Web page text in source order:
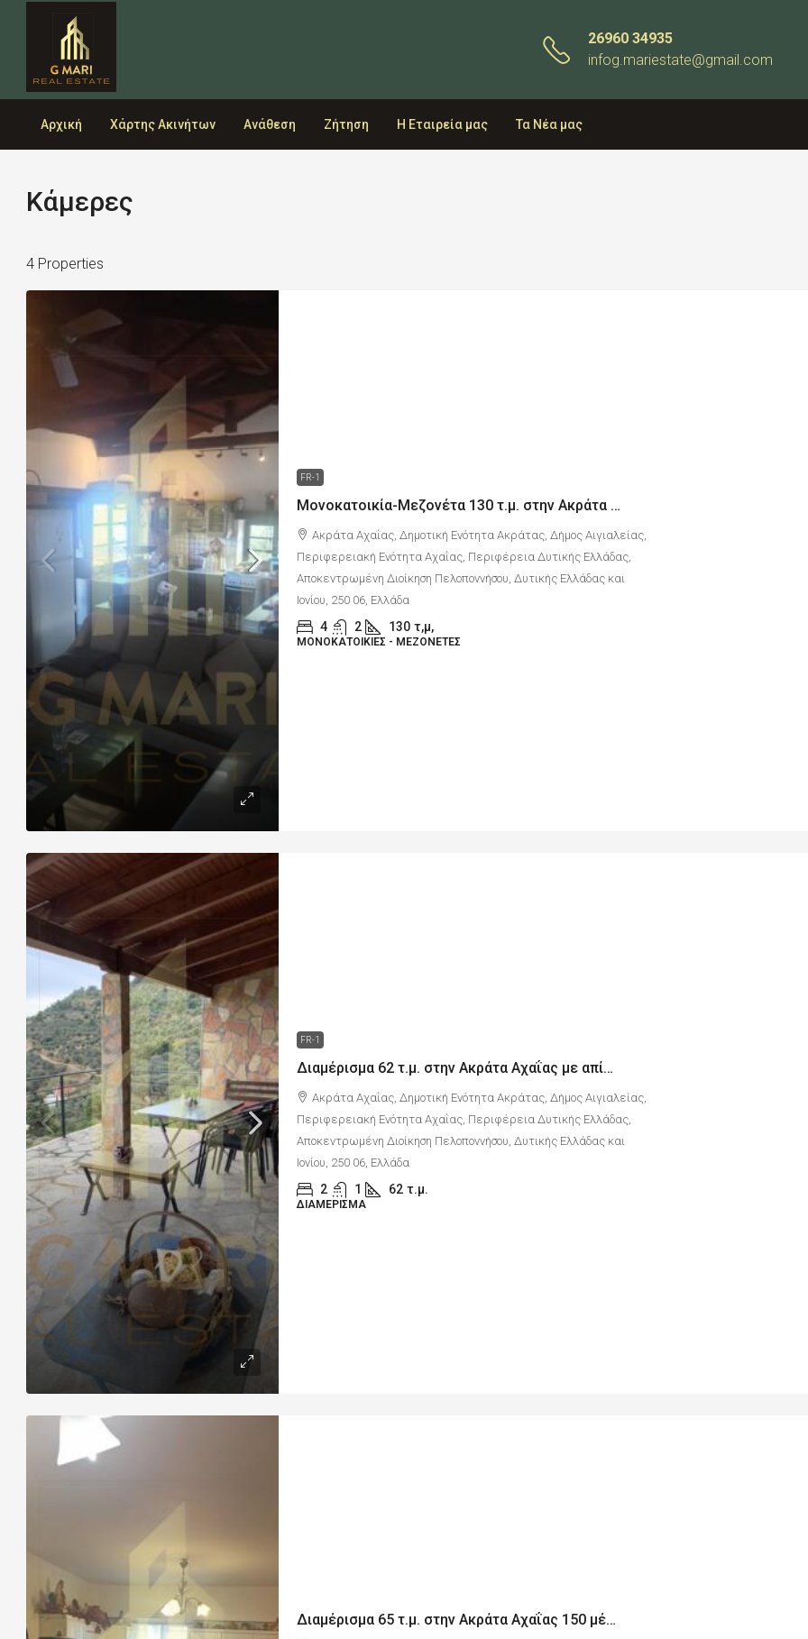
26960 34935
infog.mariestate@gmail.com
Αρχική Χάρτης Ακινήτων Ανάθεση Ζήτηση Η Εταιρεία μας Τα Νέα μας
Κάμερες
4 Properties
FR-1
Μονοκατοικία-Μεζονέτα 130 τ.μ. στην Ακράτα Αχαΐας με θέα θάλασσα
Ακράτα Αχαΐας, Δημοτική Ενότητα Ακράτας, Δήμος Αιγιαλείας,
Περιφερειακή Ενότητα Αχαΐας, Περιφέρεια Δυτικής Ελλάδας,
Αποκεντρωμένη Διοίκηση Πελοποννήσου, Δυτικής Ελλάδας και
Ιονίου, 250 06, Ελλάδα
4 2 130 τ,μ,
ΜΟΝΟΚΑΤΟΙΚΊΕΣ - ΜΕΖΟΝΈΤΕΣ
FR-1
Διαμέρισμα 62 τ.μ. στην Ακράτα Αχαΐας με απίστευτη θέα την θάλασσα
Ακράτα Αχαΐας, Δημοτική Ενότητα Ακράτας, Δήμος Αιγιαλείας,
Περιφερειακή Ενότητα Αχαΐας, Περιφέρεια Δυτικής Ελλάδας,
Αποκεντρωμένη Διοίκηση Πελοποννήσου, Δυτικής Ελλάδας και
Ιονίου, 250 06, Ελλάδα
2 1 62 τ.μ.
ΔΙΑΜΈΡΙΣΜΑ
Διαμέρισμα 65 τ.μ. στην Ακράτα Αχαΐας 150 μέτρα από την θάλασσα